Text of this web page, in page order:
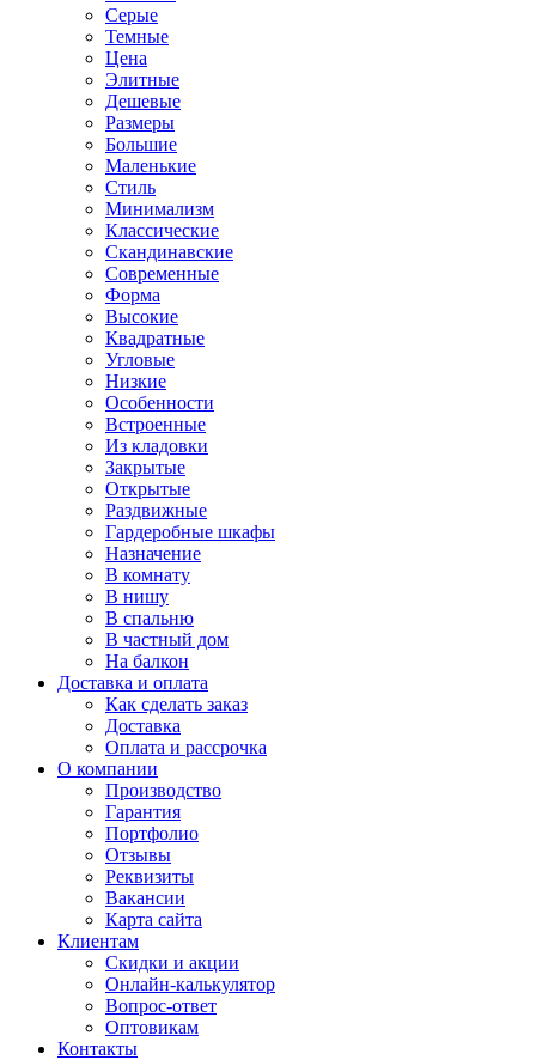
Серые
Темные
Цена
Элитные
Дешевые
Размеры
Большие
Маленькие
Стиль
Минимализм
Классические
Скандинавские
Современные
Форма
Высокие
Квадратные
Угловые
Низкие
Особенности
Встроенные
Из кладовки
Закрытые
Открытые
Раздвижные
Гардеробные шкафы
Назначение
В комнату
В нишу
В спальню
В частный дом
На балкон
Доставка и оплата
Как сделать заказ
Доставка
Оплата и рассрочка
О компании
Производство
Гарантия
Портфолио
Отзывы
Реквизиты
Вакансии
Карта сайта
Клиентам
Скидки и акции
Онлайн-калькулятор
Вопрос-ответ
Оптовикам
Контакты